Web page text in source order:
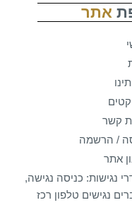
אתר
קשר
/ הרשמה
אתר
נגישות: כניסה נגישה,
נגישים טלפון רכז